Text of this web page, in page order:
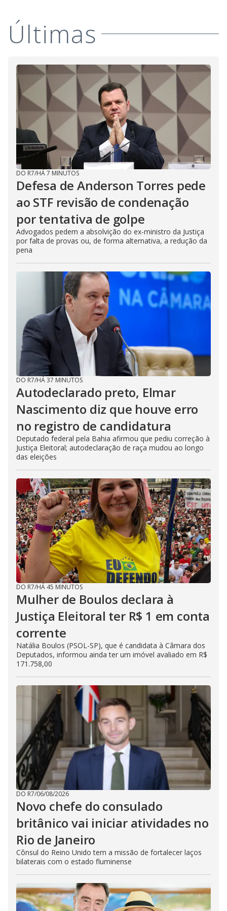
V
i
d
e
o
Últimas
DO R7/HÁ 7 MINUTOS
Defesa de Anderson Torres pede
ao STF revisão de condenação
por tentativa de golpe
Advogados pedem a absolvição do ex-ministro da Justiça
por falta de provas ou, de forma alternativa, a redução da
pena
DO R7/HÁ 37 MINUTOS
Autodeclarado preto, Elmar
Nascimento diz que houve erro
no registro de candidatura
Deputado federal pela Bahia afirmou que pediu correção à
Justiça Eleitoral; autodeclaração de raça mudou ao longo
das eleições
DO R7/HÁ 45 MINUTOS
Mulher de Boulos declara à
Justiça Eleitoral ter R$ 1 em conta
corrente
Natália Boulos (PSOL-SP), que é candidata à Câmara dos
Deputados, informou ainda ter um imóvel avaliado em R$
171.758,00
DO R7/06/08/2026
Novo chefe do consulado
britânico vai iniciar atividades no
Rio de Janeiro
Cônsul do Reino Unido tem a missão de fortalecer laços
bilaterais com o estado fluminense